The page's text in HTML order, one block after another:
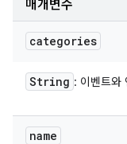
매개변수
categories
String : 이벤트와
name